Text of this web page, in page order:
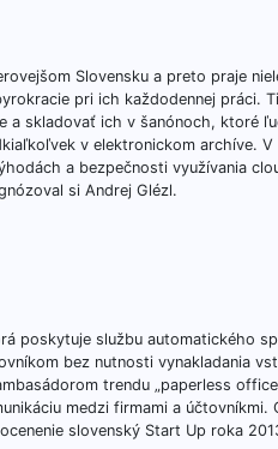
Slovensku a preto praje
pri ich každodennej práci.
a skladovať ich v šanónoch, ktoré
v elektronickom archíve.
a bezpečnosti využívania
si Andrej Glézl.
poskytuje službu automatického
bez nutnosti vynakladania
trendu „paperless
medzi firmami a
slovenský Start Up roka